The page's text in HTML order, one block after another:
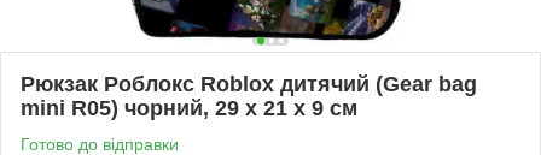
Рюкзак Роблокс Roblox дитячий (Gear bag
mini R05) чорний, 29 х 21 х 9 см
Готово до відправки